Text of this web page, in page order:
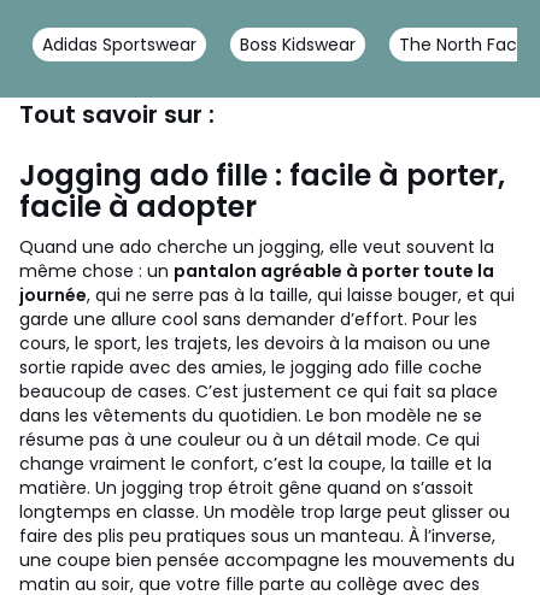
Adidas Sportswear Boss Kidswear The North Face
Tout savoir sur :
Jogging ado fille : facile à porter,
facile à adopter
Quand une ado cherche un jogging, elle veut souvent la
même chose : un pantalon agréable à porter toute la
journée, qui ne serre pas à la taille, qui laisse bouger, et qui
garde une allure cool sans demander d’effort. Pour les
cours, le sport, les trajets, les devoirs à la maison ou une
sortie rapide avec des amies, le jogging ado fille coche
beaucoup de cases. C’est justement ce qui fait sa place
dans les vêtements du quotidien. Le bon modèle ne se
résume pas à une couleur ou à un détail mode. Ce qui
change vraiment le confort, c’est la coupe, la taille et la
matière. Un jogging trop étroit gêne quand on s’assoit
longtemps en classe. Un modèle trop large peut glisser ou
faire des plis peu pratiques sous un manteau. À l’inverse,
une coupe bien pensée accompagne les mouvements du
matin au soir, que votre fille parte au collège avec des